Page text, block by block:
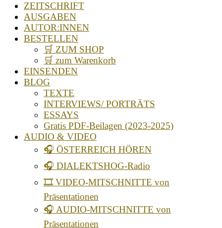
ZEITSCHRIFT
AUSGABEN
AUTOR:INNEN
BESTELLEN
🛒 ZUM SHOP
🛒 zum Warenkorb
EINSENDEN
BLOG
TEXTE
INTERVIEWS/ PORTRÄTS
ESSAYS
Gratis PDF-Beilagen (2023-2025)
AUDIO & VIDEO
🎧 ÖSTERREICH HÖREN
🎧 DIALEKTSHOG-Radio
🎞️ VIDEO-MITSCHNITTE von
Präsentationen
🎧 AUDIO-MITSCHNITTE von
Präsentationen